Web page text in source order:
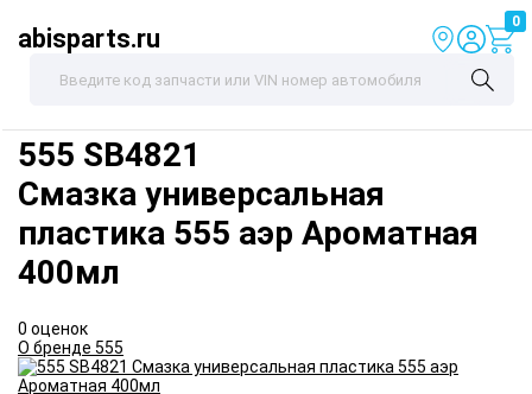
abisparts.ru
0
555 SB4821
Смазка универсальная
пластика 555 аэр Ароматная
400мл
0 оценок
О бренде 555